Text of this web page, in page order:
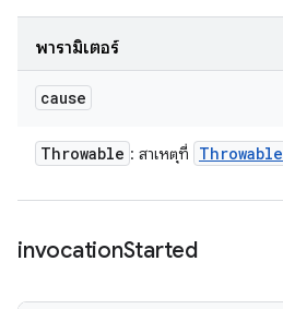
พารามิเตอร์
cause
Throwable : สาเหตุที่ Throwable
invocationStarted